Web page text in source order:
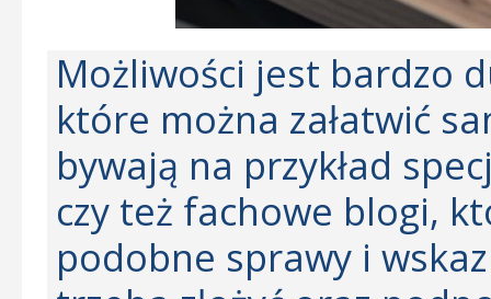
Możliwości jest bardzo
które można załatwić
bywają na przykład
czy też fachowe blogi,
podobne sprawy i